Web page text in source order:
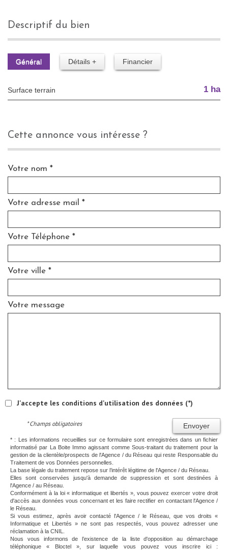
descriptif du bien
Général Détails + Financier
surface terrain 1 ha
cette annonce vous intéresse ?
Votre nom *
Votre adresse mail *
Votre Téléphone *
Votre ville *
Votre message
J'accepte les conditions d'utilisation des données (*)
Envoyer
* Champs obligatoires
* : Les informations recueillies sur ce formulaire sont enregistrées dans un fichier
informatisé par La Boite Immo agissant comme Sous-traitant du traitement pour la
gestion de la clientèle/prospects de l'Agence / du Réseau qui reste Responsable du
Traitement de vos Données personnelles.
La base légale du traitement repose sur l’intérêt légitime de l'Agence / du Réseau.
Elles sont conservées jusqu'à demande de suppression et sont destinées à
l'Agence / au Réseau.
Conformément à la loi « informatique et libertés », vous pouvez exercer votre droit
d'accès aux données vous concernant et les faire rectifier en contactant l'Agence /
le Réseau.
Si vous estimez, après avoir contacté l'Agence / le Réseau, que vos droits «
Informatique et Libertés » ne sont pas respectés, vous pouvez adresser une
réclamation à la CNIL.
Nous vous informons de l’existence de la liste d'opposition au démarchage
téléphonique « Bloctel », sur laquelle vous pouvez vous inscrire ici :